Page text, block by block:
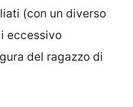
(con un diverso
eccessivo
del ragazzo di